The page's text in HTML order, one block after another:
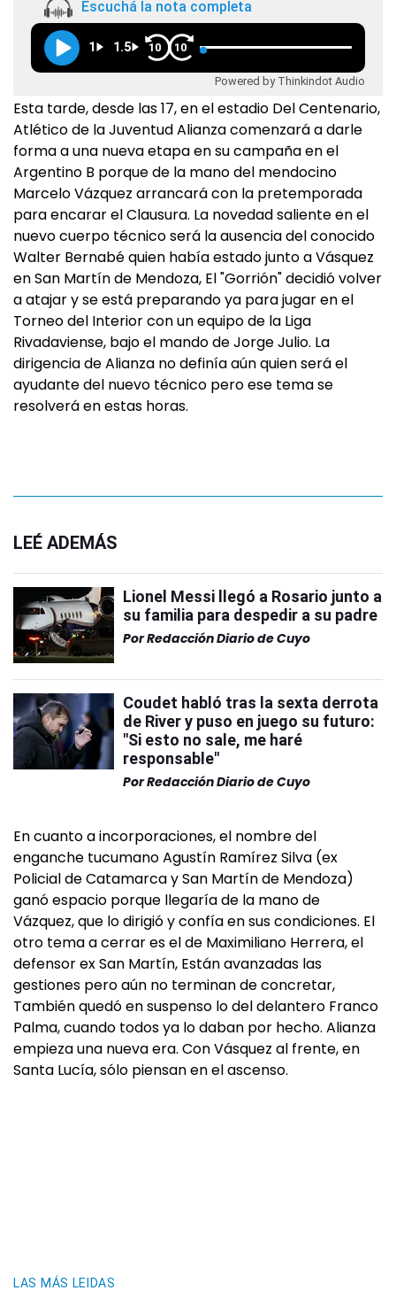
Escuchá la nota completa
1 1.5 10 10
Powered by Thinkindot Audio
Esta tarde, desde las 17, en el estadio Del Centenario,
Atlético de la Juventud Alianza comenzará a darle
forma a una nueva etapa en su campaña en el
Argentino B porque de la mano del mendocino
Marcelo Vázquez arrancará con la pretemporada
para encarar el Clausura. La novedad saliente en el
nuevo cuerpo técnico será la ausencia del conocido
Walter Bernabé quien había estado junto a Vásquez
en San Martín de Mendoza, El "Gorrión" decidió volver
a atajar y se está preparando ya para jugar en el
Torneo del Interior con un equipo de la Liga
Rivadaviense, bajo el mando de Jorge Julio. La
dirigencia de Alianza no definía aún quien será el
ayudante del nuevo técnico pero ese tema se
resolverá en estas horas.
LEÉ ADEMÁS
Lionel Messi llegó a Rosario junto a
su familia para despedir a su padre
PorRedacción Diario de Cuyo
Coudet habló tras la sexta derrota
de River y puso en juego su futuro:
"Si esto no sale, me haré
responsable"
PorRedacción Diario de Cuyo
En cuanto a incorporaciones, el nombre del
enganche tucumano Agustín Ramírez Silva (ex
Policial de Catamarca y San Martín de Mendoza)
ganó espacio porque llegaría de la mano de
Vázquez, que lo dirigió y confía en sus condiciones. El
otro tema a cerrar es el de Maximiliano Herrera, el
defensor ex San Martín, Están avanzadas las
gestiones pero aún no terminan de concretar,
También quedó en suspenso lo del delantero Franco
Palma, cuando todos ya lo daban por hecho. Alianza
empieza una nueva era. Con Vásquez al frente, en
Santa Lucía, sólo piensan en el ascenso.
LAS MÁS LEIDAS